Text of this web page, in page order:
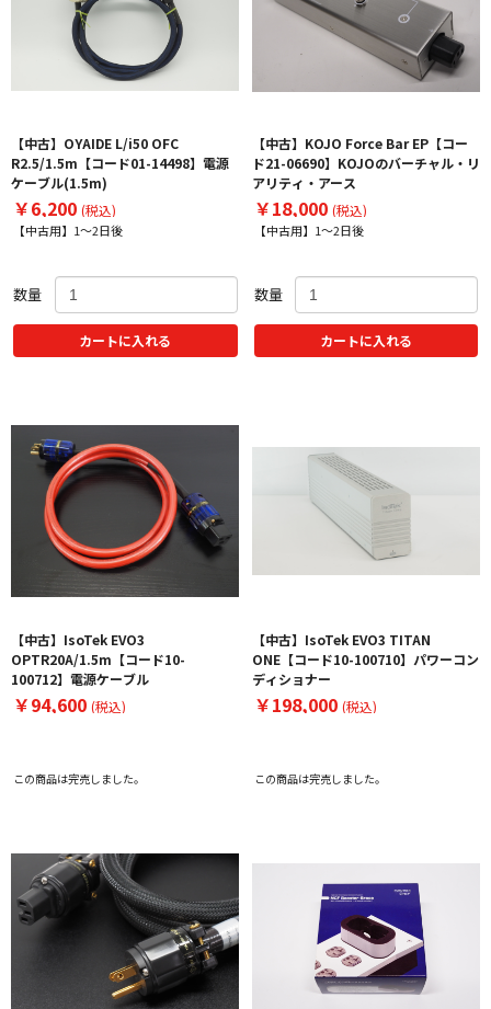
【中古】OYAIDE L/i50 OFC
R2.5/1.5m【コード01-14498】電源
ケーブル(1.5m)
￥6,200 (税込)
【中古用】1～2日後
数量
カートに入れる
【中古】KOJO Force Bar EP【コー
ド21-06690】KOJOのバーチャル・リ
アリティ・アース
￥18,000 (税込)
【中古用】1～2日後
数量
カートに入れる
【中古】IsoTek EVO3
OPTR20A/1.5m【コード10-
100712】電源ケーブル
￥94,600 (税込)
この商品は完売しました。
【中古】IsoTek EVO3 TITAN
ONE【コード10-100710】パワーコン
ディショナー
￥198,000 (税込)
この商品は完売しました。